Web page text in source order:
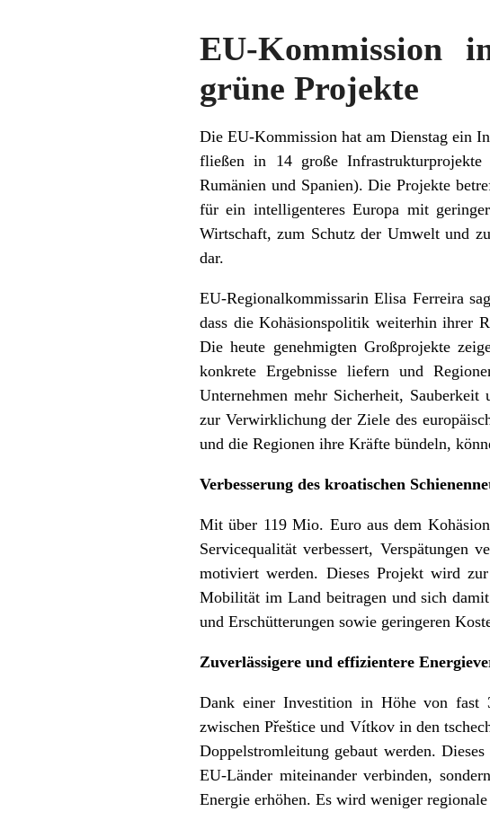
EU-Kommission
grüne Projekte
Die EU-Kommission hat am Dienstag ein
fließen in 14 große Infrastrukturprojekte
Rumänien und Spanien). Die Projekte
für ein intelligenteres Europa mit
Wirtschaft, zum Schutz der Umwelt und
dar.
EU-Regionalkommissarin Elisa Ferreira
dass die Kohäsionspolitik weiterhin ihrer
Die heute genehmigten Großprojekte
konkrete Ergebnisse liefern und
Unternehmen mehr Sicherheit,
zur Verwirklichung der Ziele des
und die Regionen ihre Kräfte bündeln,
Verbesserung des kroatischen
Mit über 119 Mio. Euro aus dem
Servicequalität verbessert, Verspätungen
motiviert werden. Dieses Projekt wird
Mobilität im Land beitragen und sich
und Erschütterungen sowie geringeren
Zuverlässigere und effizientere
Dank einer Investition in Höhe von fast
zwischen Přeštice und Vítkov in den
Doppelstromleitung gebaut werden.
EU-Länder miteinander verbinden,
Energie erhöhen. Es wird weniger